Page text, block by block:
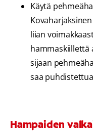
Käytä
liian
hammaskiillettä
sijaan
saa
Hampaiden